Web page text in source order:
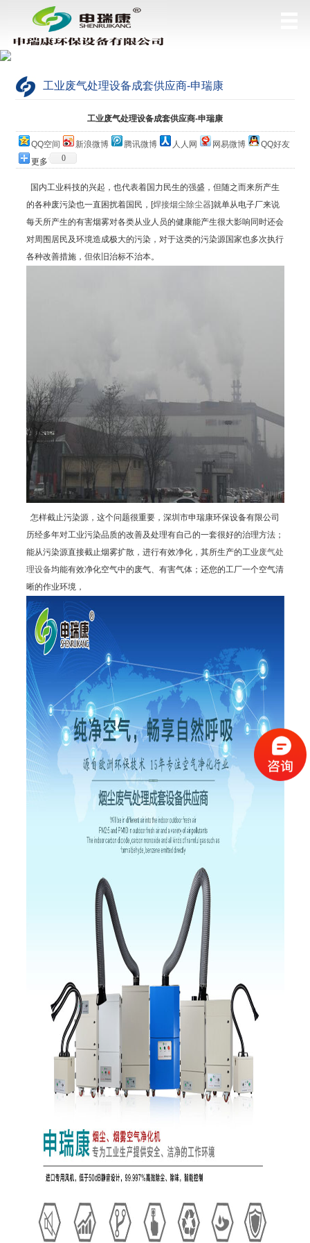
工业废气处理设备成套供应商-申瑞康
工业废气处理设备成套供应商-申瑞康
QQ空间 新浪微博 腾讯微博 人人网 网易微博
QQ好友
更多
0
国内工业科技的兴起，也代表着国力民生的强盛，但随之而来所产生
的各种废污染也一直困扰着国民，[焊接烟尘除尘器]就单从电子厂来说
每天所产生的有害烟雾对各类从业人员的健康能产生很大影响同时还会
对周围居民及环境造成极大的污染，对于这类的污染源国家也多次执行
各种改善措施，但依旧治标不治本。
怎样截止污染源，这个问题很重要，深圳市申瑞康环保设备有限公司
历经多年对工业污染品质的改善及处理有自己的一套很好的治理方法；
能从污染源直接截止烟雾扩散，进行有效净化，其所生产的工业废气处
理设备均能有效净化空气中的废气、有害气体；还您的工厂一个空气清
晰的作业环境，